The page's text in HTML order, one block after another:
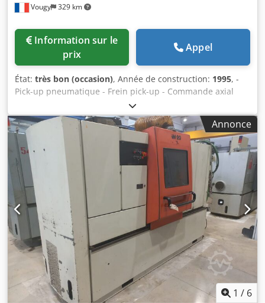
Vougy 329 km
prix
Appel
État: très bon (occasion), Année de construction: 1995, -
Pick-up pneumatique - Frein pick-up - Commande axial
poste 5 Dwedpfxouq A Aye Acloa - Bras oscillant de reprise
passage 25 - 1 détecteur bris d'outils - Vérin chute de
barre - Panneau Siemens OP5 - Embarreur IEMCA PRA
40/42P
Annonce
1 / 6